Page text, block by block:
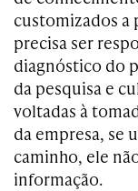
customizados a
precisa ser
diagnóstico do
da pesquisa e
voltadas à
da empresa, se
caminho, ele
informação.